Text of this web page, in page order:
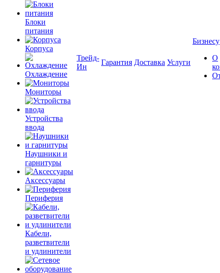
Блоки
питания
Корпуса
Охлаждение
Мониторы
Устройства
ввода
Наушники и
гарнитуры
Аксессуары
Периферия
Кабели,
разветвители
и удлинители
Трейд-
Ин
Гарантия Доставка Услуги
Бизнесу
О